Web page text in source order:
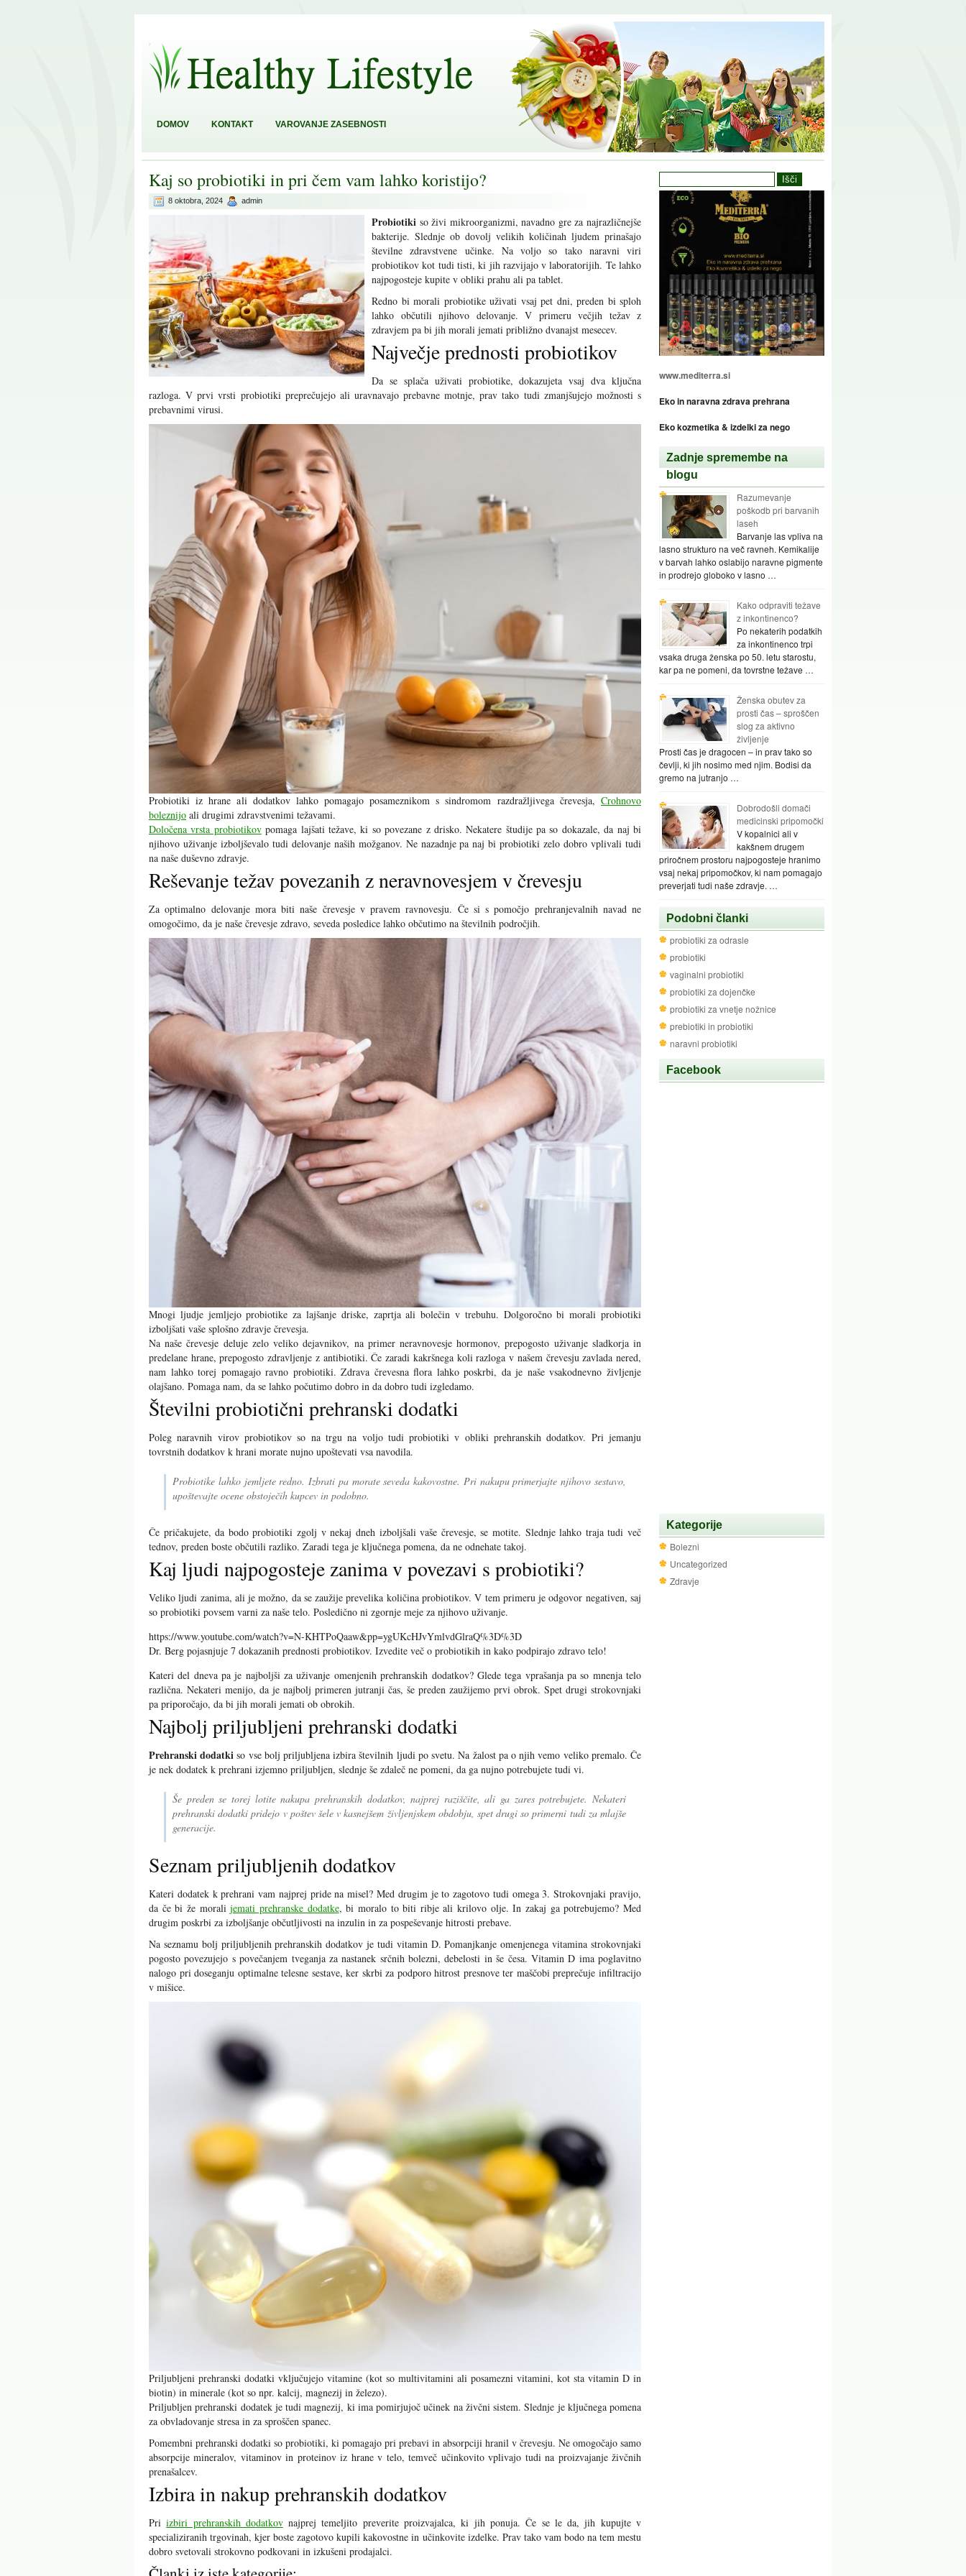
DOMOV KONTAKT VAROVANJE ZASEBNOSTI
Kaj so probiotiki in pri čem vam lahko koristijo?
8 oktobra, 2024 admin
Probiotiki so živi mikroorganizmi, navadno gre za najrazličnejše
bakterije. Slednje ob dovolj velikih količinah ljudem prinašajo
številne zdravstvene učinke. Na voljo so tako naravni viri
probiotikov kot tudi tisti, ki jih razvijajo v laboratorijih. Te lahko
najpogosteje kupite v obliki prahu ali pa tablet.
Redno bi morali probiotike uživati vsaj pet dni, preden bi sploh
lahko občutili njihovo delovanje. V primeru večjih težav z
zdravjem pa bi jih morali jemati približno dvanajst mesecev.
Največje prednosti probiotikov
Da se splača uživati probiotike, dokazujeta vsaj dva ključna
razloga. V prvi vrsti probiotiki preprečujejo ali uravnavajo prebavne motnje, prav tako tudi zmanjšujejo možnosti s
prebavnimi virusi.
Probiotiki iz hrane ali dodatkov lahko pomagajo posameznikom s sindromom razdražljivega črevesja, Crohnovo
boleznijo ali drugimi zdravstvenimi težavami.
Določena vrsta probiotikovpomaga lajšati težave, ki so povezane z drisko. Nekatere študije pa so dokazale, da naj bi
njihovo uživanje izboljševalo tudi delovanje naših možganov. Ne nazadnje pa naj bi probiotiki zelo dobro vplivali tudi
na naše duševno zdravje.
Reševanje težav povezanih z neravnovesjem v črevesju
Za optimalno delovanje mora biti naše črevesje v pravem ravnovesju. Če si s pomočjo prehranjevalnih navad ne
omogočimo, da je naše črevesje zdravo, seveda posledice lahko občutimo na številnih področjih.
Mnogi ljudje jemljejo probiotike za lajšanje driske, zaprtja ali bolečin v trebuhu. Dolgoročno bi morali probiotiki
izboljšati vaše splošno zdravje črevesja.
Na naše črevesje deluje zelo veliko dejavnikov, na primer neravnovesje hormonov, prepogosto uživanje sladkorja in
predelane hrane, prepogosto zdravljenje z antibiotiki. Če zaradi kakršnega koli razloga v našem črevesju zavlada nered,
nam lahko torej pomagajo ravno probiotiki. Zdrava črevesna flora lahko poskrbi, da je naše vsakodnevno življenje
olajšano. Pomaga nam, da se lahko počutimo dobro in da dobro tudi izgledamo.
Številni probiotični prehranski dodatki
Poleg naravnih virov probiotikov so na trgu na voljo tudi probiotiki v obliki prehranskih dodatkov. Pri jemanju
tovrstnih dodatkov k hrani morate nujno upoštevati vsa navodila.
Probiotike lahko jemljete redno. Izbrati pa morate seveda kakovostne. Pri nakupu primerjajte njihovo sestavo,
upoštevajte ocene obstoječih kupcev in podobno.
Če pričakujete, da bodo probiotiki zgolj v nekaj dneh izboljšali vaše črevesje, se motite. Slednje lahko traja tudi več
tednov, preden boste občutili razliko. Zaradi tega je ključnega pomena, da ne odnehate takoj.
Kaj ljudi najpogosteje zanima v povezavi s probiotiki?
Veliko ljudi zanima, ali je možno, da se zaužije prevelika količina probiotikov. V tem primeru je odgovor negativen, saj
so probiotiki povsem varni za naše telo. Posledično ni zgornje meje za njihovo uživanje.
https://www.youtube.com/watch?v=N-KHTPoQaaw&pp=ygUKcHJvYmlvdGlraQ%3D%3D
Dr. Berg pojasnjuje 7 dokazanih prednosti probiotikov. Izvedite več o probiotikih in kako podpirajo zdravo telo!
Kateri del dneva pa je najboljši za uživanje omenjenih prehranskih dodatkov? Glede tega vprašanja pa so mnenja telo
različna. Nekateri menijo, da je najbolj primeren jutranji čas, še preden zaužijemo prvi obrok. Spet drugi strokovnjaki
pa priporočajo, da bi jih morali jemati ob obrokih.
Najbolj priljubljeni prehranski dodatki
Prehranski dodatki so vse bolj priljubljena izbira številnih ljudi po svetu. Na žalost pa o njih vemo veliko premalo. Če
je nek dodatek k prehrani izjemno priljubljen, slednje še zdaleč ne pomeni, da ga nujno potrebujete tudi vi.
Še preden se torej lotite nakupa prehranskih dodatkov, najprej raziščite, ali ga zares potrebujete. Nekateri
prehranski dodatki pridejo v poštev šele v kasnejšem življenjskem obdobju, spet drugi so primerni tudi za mlajše
generacije.
Seznam priljubljenih dodatkov
Kateri dodatek k prehrani vam najprej pride na misel? Med drugim je to zagotovo tudi omega 3. Strokovnjaki pravijo,
da če bi že moralijemati prehranske dodatke, bi moralo to biti ribje ali krilovo olje. In zakaj ga potrebujemo? Med
drugim poskrbi za izboljšanje občutljivosti na inzulin in za pospeševanje hitrosti prebave.
Na seznamu bolj priljubljenih prehranskih dodatkov je tudi vitamin D. Pomanjkanje omenjenega vitamina strokovnjaki
pogosto povezujejo s povečanjem tveganja za nastanek srčnih bolezni, debelosti in še česa. Vitamin D ima poglavitno
nalogo pri doseganju optimalne telesne sestave, ker skrbi za podporo hitrost presnove ter maščobi preprečuje infiltracijo
v mišice.
Priljubljeni prehranski dodatki vključujejo vitamine (kot so multivitamini ali posamezni vitamini, kot sta vitamin D in
biotin) in minerale (kot so npr. kalcij, magnezij in železo).
Priljubljen prehranski dodatek je tudi magnezij, ki ima pomirjujoč učinek na živčni sistem. Slednje je ključnega pomena
za obvladovanje stresa in za sproščen spanec.
Pomembni prehranski dodatki so probiotiki, ki pomagajo pri prebavi in absorpciji hranil v črevesju. Ne omogočajo samo
absorpcije mineralov, vitaminov in proteinov iz hrane v telo, temveč učinkovito vplivajo tudi na proizvajanje živčnih
prenašalcev.
Izbira in nakup prehranskih dodatkov
Priizbiri prehranskih dodatkovnajprej temeljito preverite proizvajalca, ki jih ponuja. Če se le da, jih kupujte v
specializiranih trgovinah, kjer boste zagotovo kupili kakovostne in učinkovite izdelke. Prav tako vam bodo na tem mestu
dobro svetovali strokovno podkovani in izkušeni prodajalci.
www.mediterra.si
Eko in naravna zdrava prehrana
Eko kozmetika & izdelki za nego
Zadnje spremembe na
blogu
Razumevanje
poškodb pri barvanih
laseh
Barvanje las vpliva na
lasno strukturo na več ravneh. Kemikalije
v barvah lahko oslabijo naravne pigmente
in prodrejo globoko v lasno …
Kako odpraviti težave
z inkontinenco?
Po nekaterih podatkih
za inkontinenco trpi
vsaka druga ženska po 50. letu starostu,
kar pa ne pomeni, da tovrstne težave …
Ženska obutev za
prosti čas – sproščen
slog za aktivno
življenje
Prosti čas je dragocen – in prav tako so
čevlji, ki jih nosimo med njim. Bodisi da
gremo na jutranjo …
Dobrodošli domači
medicinski pripomočki
V kopalnici ali v
kakšnem drugem
priročnem prostoru najpogosteje hranimo
vsaj nekaj pripomočkov, ki nam pomagajo
preverjati tudi naše zdravje. …
Podobni članki
probiotiki za odrasle
probiotiki
vaginalni probiotiki
probiotiki za dojenčke
probiotiki za vnetje nožnice
prebiotiki in probiotiki
naravni probiotiki
Facebook
Kategorije
Bolezni
Uncategorized
Zdravje